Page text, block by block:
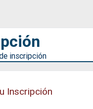
inscripción
Inscripción